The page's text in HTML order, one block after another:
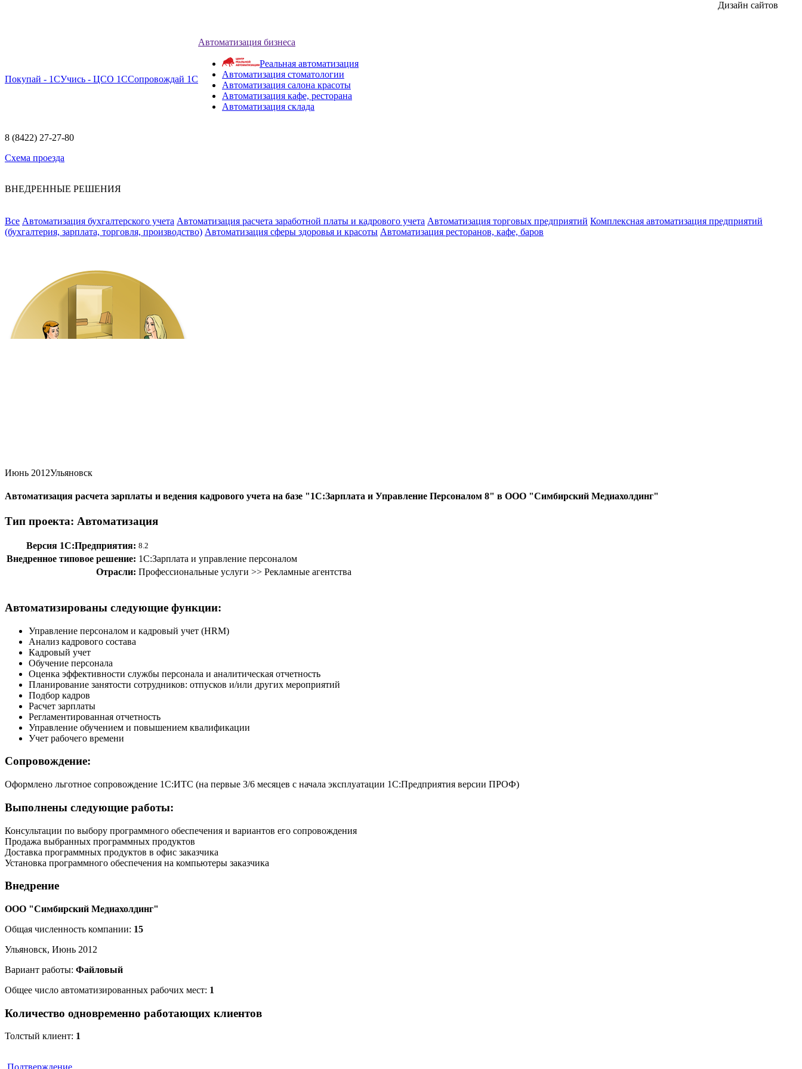
Покупай - 1СУчись - ЦСО 1ССопровождай 1С
Автоматизация бизнеса
Реальная автоматизация
Автоматизация стоматологии
Автоматизация салона красоты
Автоматизация кафе, ресторана
Автоматизация склада
8 (8422) 27-27-80
Схема проезда
ВНЕДРЕННЫЕ РЕШЕНИЯ
Все Автоматизация бухгалтерского учета Автоматизация расчета заработной платы и кадрового учета Автоматизация торговых предприятий Комплексная автоматизация предприятий
(бухгалтерия, зарплата, торговля, производство) Автоматизация сферы здоровья и красоты Автоматизация ресторанов, кафе, баров
Июнь 2012Ульяновск
Автоматизация расчета зарплаты и ведения кадрового учета на базе "1С:Зарплата и Управление Персоналом 8" в ООО "Симбирский Медиахолдинг"
Тип проекта: Автоматизация
Версия 1С:Предприятия: 8.2
Внедренное типовое решение: 1С:Зарплата и управление персоналом
Отрасли: Профессиональные услуги >> Рекламные агентства
Автоматизированы следующие функции:
Управление персоналом и кадровый учет (HRM)
Анализ кадрового состава
Кадровый учет
Обучение персонала
Оценка эффективности службы персонала и аналитическая отчетность
Планирование занятости сотрудников: отпусков и/или других мероприятий
Подбор кадров
Расчет зарплаты
Регламентированная отчетность
Управление обучением и повышением квалификации
Учет рабочего времени
Сопровождение:
Оформлено льготное сопровождение 1С:ИТС (на первые 3/6 месяцев с начала эксплуатации 1С:Предприятия версии ПРОФ)
Выполнены следующие работы:
Консультации по выбору программного обеспечения и вариантов его сопровождения
Продажа выбранных программных продуктов
Доставка программных продуктов в офис заказчика
Установка программного обеспечения на компьютеры заказчика
Внедрение
ООО "Симбирский Медиахолдинг"
Общая численность компании: 15
Ульяновск, Июнь 2012
Вариант работы: Файловый
Общее число автоматизированных рабочих мест: 1
Количество одновременно работающих клиентов
Толстый клиент: 1
Дизайн сайтов